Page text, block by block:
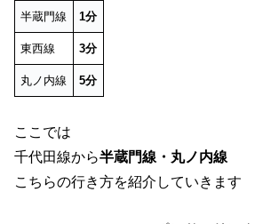
半蔵門線 1分
東西線 3分
丸ノ内線 5分
ここでは
千代田線から半蔵門線・丸ノ内線
こちらの行き方を紹介していきます